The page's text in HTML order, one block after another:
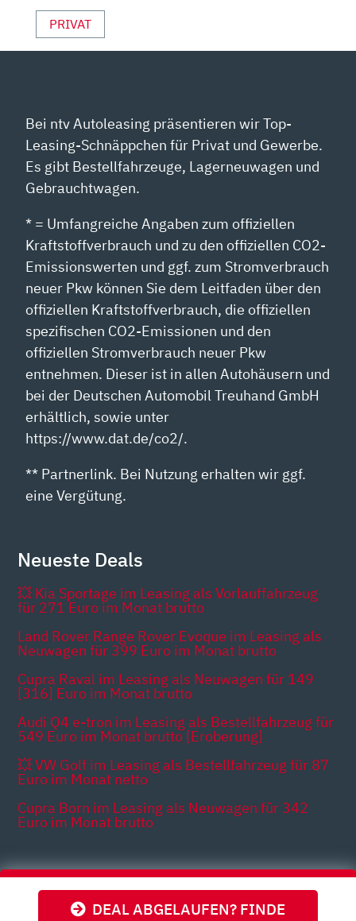
DEAL ABGELAUFEN? FINDE
PRIVAT
Bei ntv Autoleasing präsentieren wir Top-
Leasing-Schnäppchen für Privat und Gewerbe.
Es gibt Bestellfahrzeuge, Lagerneuwagen und
Gebrauchtwagen.
* = Umfangreiche Angaben zum offiziellen
Kraftstoffverbrauch und zu den offiziellen CO2-
Emissionswerten und ggf. zum Stromverbrauch
neuer Pkw können Sie dem Leitfaden über den
offiziellen Kraftstoffverbrauch, die offiziellen
spezifischen CO2-Emissionen und den
offiziellen Stromverbrauch neuer Pkw
entnehmen. Dieser ist in allen Autohäusern und
bei der Deutschen Automobil Treuhand GmbH
erhältlich, sowie unter
https://www.dat.de/co2/.
** Partnerlink. Bei Nutzung erhalten wir ggf.
eine Vergütung.
Neueste Deals
💥 Kia Sportage im Leasing als Vorlauffahrzeug
für 271 Euro im Monat brutto
Land Rover Range Rover Evoque im Leasing als
Neuwagen für 399 Euro im Monat brutto
Cupra Raval im Leasing als Neuwagen für 149
[316] Euro im Monat brutto
Audi Q4 e-tron im Leasing als Bestellfahrzeug für
549 Euro im Monat brutto [Eroberung]
💥 VW Golf im Leasing als Bestellfahrzeug für 87
Euro im Monat netto
Cupra Born im Leasing als Neuwagen für 342
Euro im Monat brutto